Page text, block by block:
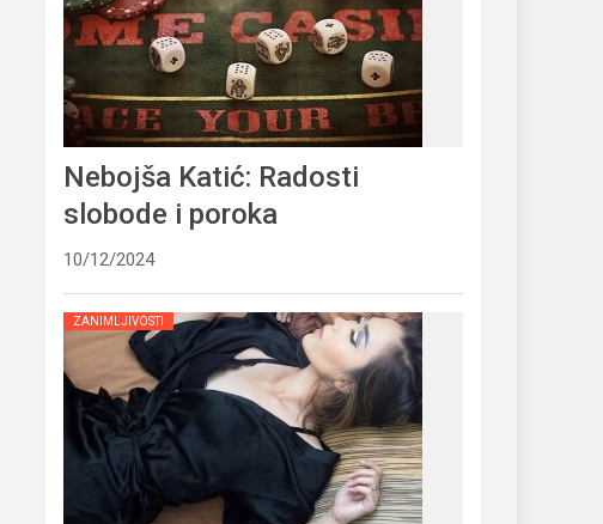
Nebojša Katić: Radosti
slobode i poroka
10/12/2024
ZANIMLJIVOSTI